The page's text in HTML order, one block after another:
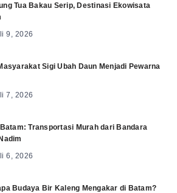
Tua Bakau Serip, Destinasi Ekowisata
9, 2026
Sigi Ubah Daun Menjadi Pewarna
7, 2026
Transportasi Murah dari Bandara
6, 2026
Budaya Bir Kaleng Mengakar di Batam?